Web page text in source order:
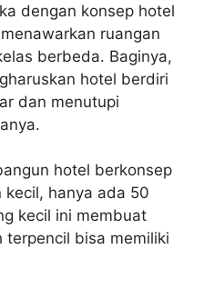
dengan konsep hotel
ruangan
berbeda. Baginya,
hotel berdiri
dan menutupi
hotel berkonsep
hanya ada 50
kecil ini membuat
bisa memiliki